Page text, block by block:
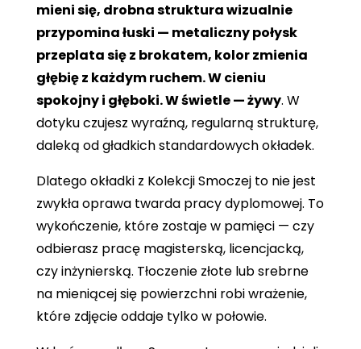
mieni się, drobna struktura wizualnie
przypomina łuski — metaliczny połysk
przeplata się z brokatem, kolor zmienia
głębię z każdym ruchem. W cieniu
spokojny i głęboki. W świetle — żywy. W
dotyku czujesz wyraźną, regularną strukturę,
daleką od gładkich standardowych okładek.
Dlatego okładki z Kolekcji Smoczej to nie jest
zwykła oprawa twarda pracy dyplomowej. To
wykończenie, które zostaje w pamięci — czy
odbierasz pracę magisterską, licencjacką,
czy inżynierską. Tłoczenie złote lub srebrne
na mieniącej się powierzchni robi wrażenie,
które zdjęcie oddaje tylko w połowie.